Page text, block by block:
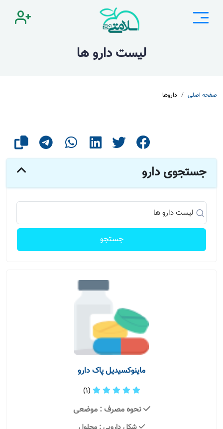
لیست دارو ها
صفحه اصلی داروها
جستجوی دارو
جستجو
ماینوکسیدیل پاک دارو
(1)
نحوه مصرف : موضعی